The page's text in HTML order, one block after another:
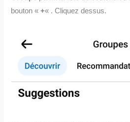
bouton «+« . Cliquez dessus.